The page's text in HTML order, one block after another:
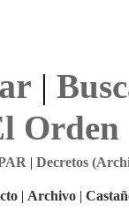
|
Orden
| Decretos
| Archivo |